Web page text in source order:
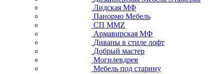
Лидская МФ
Панормо Мебель
СП ММZ
Армавирская МФ
Диваны в стиле лофт
Добрый мастер
Могилевдрев
Мебель под старину